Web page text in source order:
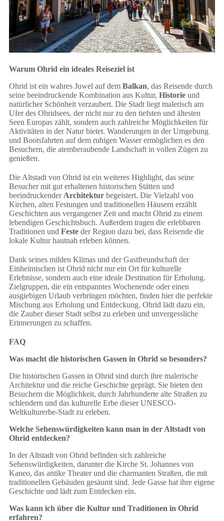
Warum Ohrid ein ideales Reiseziel ist
Ohrid ist ein wahres Juwel auf dem Balkan, das Reisende durch
seine beeindruckende Kombination aus Kultur, Historie und
natürlicher Schönheit verzaubert. Die Stadt liegt malerisch am
Ufer des Ohridsees, der nicht nur zu den tiefsten und ältesten
Seen Europas zählt, sondern auch zahlreiche Möglichkeiten für
Aktivitäten in der Natur bietet. Wanderungen in der Umgebung
und Bootsfahrten auf dem ruhigen Wasser ermöglichen es den
Besuchern, die atemberaubende Landschaft in vollen Zügen zu
genießen.
Die Altstadt von Ohrid ist ein weiteres Highlight, das seine
Besucher mit gut erhaltenen historischen Stätten und
beeindruckenderArchitektur begeistert. Die Vielzahl von
Kirchen, alten Festungen und traditionellen Häusern erzählt
Geschichten aus vergangener Zeit und macht Ohrid zu einem
lebendigen Geschichtsbuch. Außerdem tragen die erlebbaren
Traditionen und Feste der Region dazu bei, dass Reisende die
lokale Kultur hautnah erleben können.
Dank seines milden Klimas und der Gastfreundschaft der
Einheimischen ist Ohrid nicht nur ein Ort für kulturelle
Erlebnisse, sondern auch eine ideale Destination für Erholung.
Zielgruppen, die ein entspanntes Wochenende oder einen
ausgiebigen Urlaub verbringen möchten, finden hier die perfekte
Mischung aus Erholung und Entdeckung. Ohrid lädt dazu ein,
die Zauber dieser Stadt selbst zu erleben und unvergessliche
Erinnerungen zu schaffen.
FAQ
Was macht die historischen Gassen in Ohrid so besonders?
Die historischen Gassen in Ohrid sind durch ihre malerische
Architektur und die reiche Geschichte geprägt. Sie bieten den
Besuchern die Möglichkeit, durch Jahrhunderte alte Straßen zu
schlendern und das kulturelle Erbe dieser UNESCO-
Weltkulturerbe-Stadt zu erleben.
Welche Sehenswürdigkeiten kann man in der Altstadt von
Ohrid entdecken?
In der Altstadt von Ohrid befinden sich zahlreiche
Sehenswürdigkeiten, darunter die Kirche St. Johannes von
Kaneo, das antike Theater und die charmanten Straßen, die mit
traditionellen Gebäuden gesäumt sind. Jede Gasse hat ihre eigene
Geschichte und lädt zum Entdecken ein.
Was kann ich über die Kultur und Traditionen in Ohrid
erfahren?